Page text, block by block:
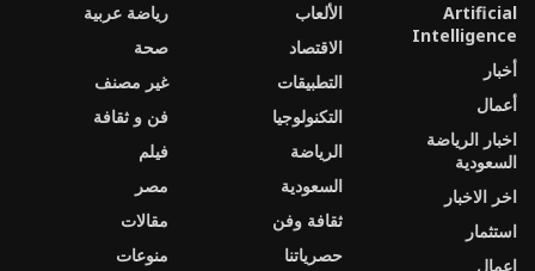
Artificial
Intelligence
أخبار
أعمال
اخبار الرياضة
السعودية
اخر الاخبار
استثمار
اعمال
الألعاب
الاقتصاد
التطبيقات
التكنولوجيا
الرياضة
السعودية
ثقافة وفن
حصرياتنا
رياضة عربية
صحة
غير مصنف
فن و ثقافة
فيلم
مصر
مقالات
منوعات